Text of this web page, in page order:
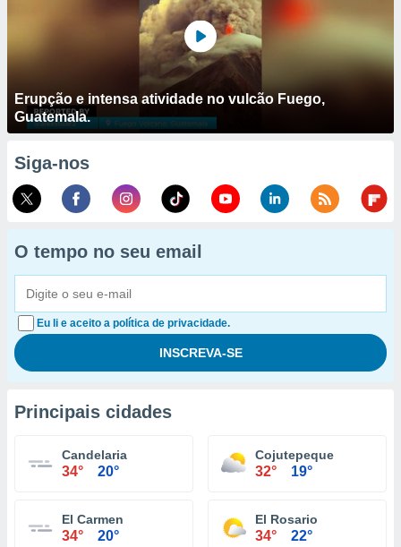
Erupção e intensa atividade no vulcão Fuego,
Guatemala.
Siga-nos
O tempo no seu email
Eu li e aceito a política de privacidade.
Principais cidades
Candelaria
34° 20°
Cojutepeque
32° 19°
El Carmen
34° 20°
El Rosario
34° 22°